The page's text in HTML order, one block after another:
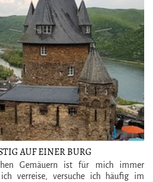
AUF EINER BURG
Gemäuern ist für mich immer
verreise, versuche ich häufig im